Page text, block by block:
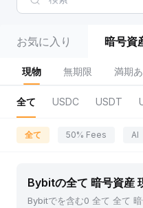
お気に入り 暗号資
現物 無期限 満期
全て USDC USDT
全て 50% Fees AI
Bybitの全て 暗号資産
Bybitでを含む0 全て 全て